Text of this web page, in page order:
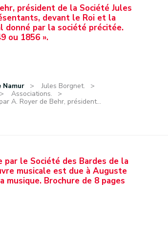
président de la Société Jules
devant le Roi et la
donné par la société précitée.
ou 1856 ».
Jules Borgnet.
Associations.
A. Royer de Behr, président...
le Société des Bardes de la
musicale est due à Auguste
Brochure de 8 pages